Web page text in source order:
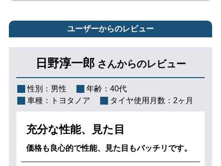
ユーザーからのレビュー
日野淳一郎 さんからのレビュー
性別： 男性 年齢： 40代
車種：
トヨタノア タイヤ使用月数： 2ヶ月
充分な性能、見た目
価格も良心的で性能、見た目もバッチリです。